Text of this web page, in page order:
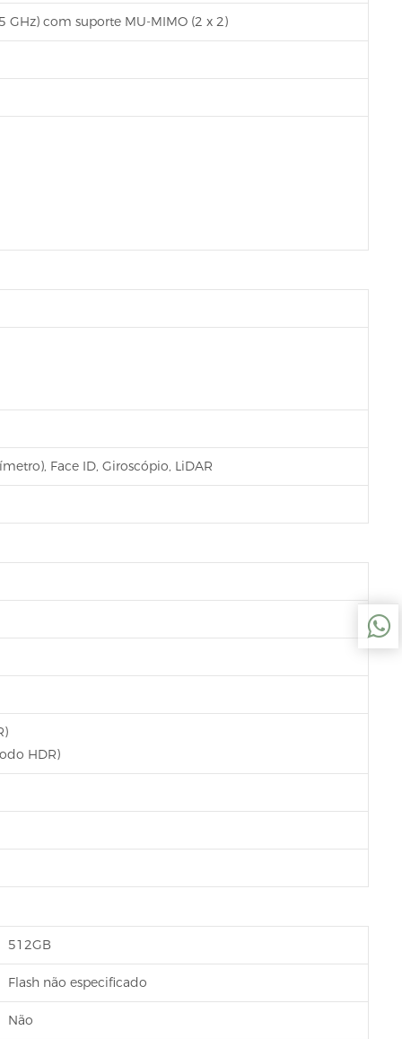
GHz) com suporte MU-MIMO (2 x 2)
Face ID, Giroscópio, LiDAR
HDR)
512GB
Flash não especificado
Não